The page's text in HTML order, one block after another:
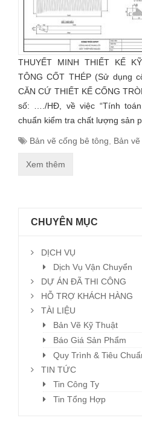
THUYẾT MINH THIẾT KẾ
TÔNG CỐT THÉP (Sử dụng
CĂN CỨ THIẾT KẾ CỐNG
số: …./HĐ, về việc “Tính
chuẩn kiểm tra chất lượng sản
Bản vẽ cống bê tông Bản
Xem thêm
CHUYÊN MỤC
DỊCH VỤ
Dịch Vụ Vận Chuyển
DỰ ÁN ĐÃ THI CÔNG
HỖ TRỢ KHÁCH HÀNG
TÀI LIỆU
Bản Vẽ Kỹ Thuật
Báo Giá Sản Phẩm
Quy Trình & Tiêu
TIN TỨC
Tin Công Ty
Tin Tổng Hợp